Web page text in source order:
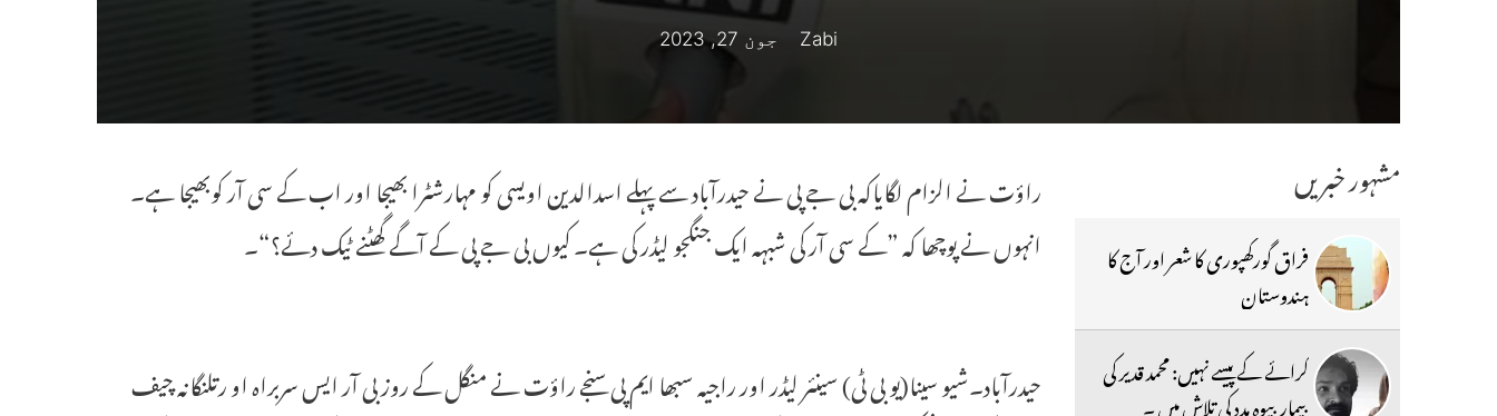
Zabi جون 27, 2023
راؤت نے الزام لگایاکہ بی جے پی نے حیدرآباد سے پہلے اسدالدین اویسی کو مہارشٹرا بھیجا اور اب کے سی آر کوبھیجا ہے۔
انہوں نے پوچھا کہ ”کے سی آر کی شبہہ ایک جنگجو لیڈر کی ہے۔ کیوں بی جے پی کے آگے گھٹنے ٹیک دئے؟“۔
حیدرآباد۔شیو سینا(یو بی ٹی) سینئر لیڈر اور راجیہ سبھا ایم پی سنجے راؤت نے منگل کے روز بی آر ایس سربراہ او رتلنگانہ چیف
مشہور خبریں
فراق گورکھپوری کا شعر اور آج کا
ہندوستان
کرائے کے پیسے نہیں: محمد قدیر کی
بیمار بیوہ مدد کی تلاش میں ۔